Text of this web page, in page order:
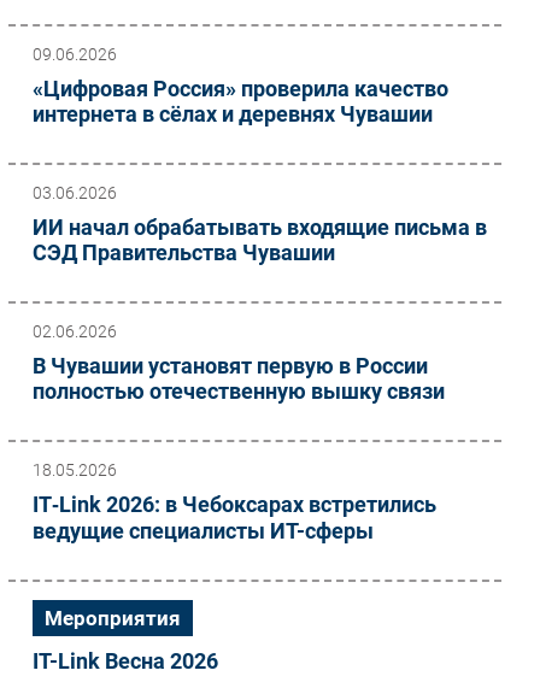
09.06.2026
«Цифровая Россия» проверила качество
интернета в сёлах и деревнях Чувашии
03.06.2026
ИИ начал обрабатывать входящие письма в
СЭД Правительства Чувашии
02.06.2026
В Чувашии установят первую в России
полностью отечественную вышку связи
18.05.2026
IT‑Link 2026: в Чебоксарах встретились
ведущие специалисты ИТ-сферы
Мероприятия
IT-Link Весна 2026